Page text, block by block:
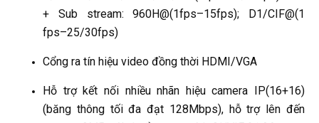
+ Sub stream: 960H@(1fps–15fps); D1/CIF@(1
fps–25/30fps)
Cổng ra tín hiệu video đồng thời HDMI/VGA
Hỗ trợ kết nối nhiều nhãn hiệu camera IP(16+16)
(băng thông tối đa đạt 128Mbps), hỗ trợ lên đến